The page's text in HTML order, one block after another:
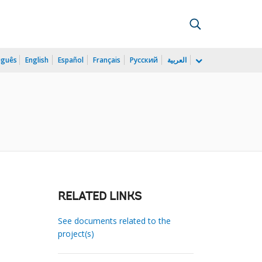
English Español Français Русский العربية
RELATED LINKS
See documents related to the
project(s)